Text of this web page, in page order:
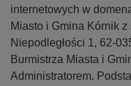
internetowych w
Miasto i Gmina Kórnik
Niepodległości 1, 62-
Burmistrza Miasta i
Administratorem.